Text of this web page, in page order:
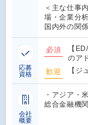
＜主な仕事
場・企業分
国内外の関
応募
資格
必須
【
のア
歓迎
【
会社
概要
・アジア・
総合金融機